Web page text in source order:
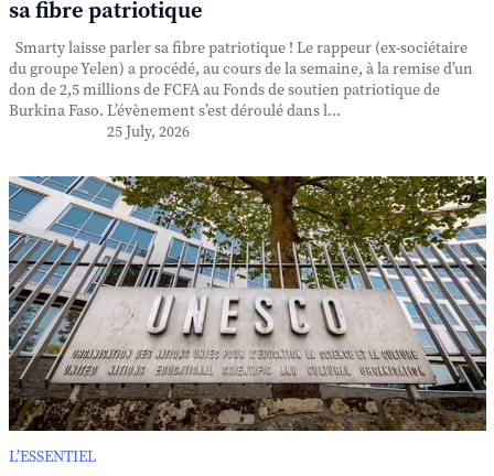
sa fibre patriotique
Smarty laisse parler sa fibre patriotique ! Le rappeur (ex-sociétaire
du groupe Yelen) a procédé, au cours de la semaine, à la remise d’un
don de 2,5 millions de FCFA au Fonds de soutien patriotique de
Burkina Faso. L’évènement s’est déroulé dans l...
25 July, 2026
L’ESSENTIEL